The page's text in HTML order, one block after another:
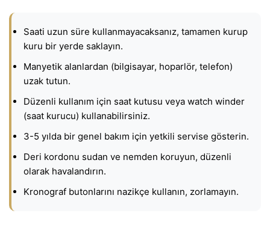
Saati uzun süre kullanmayacaksanız, tamamen kurup
kuru bir yerde saklayın.
Manyetik alanlardan (bilgisayar, hoparlör, telefon)
uzak tutun.
Düzenli kullanım için saat kutusu veya watch winder
(saat kurucu) kullanabilirsiniz.
3-5 yılda bir genel bakım için yetkili servise gösterin.
Deri kordonu sudan ve nemden koruyun, düzenli
olarak havalandırın.
Kronograf butonlarını nazikçe kullanın, zorlamayın.